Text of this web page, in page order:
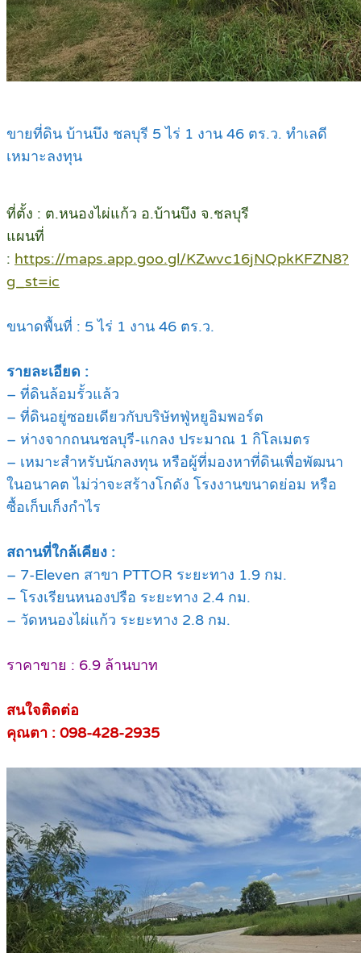
ขายที่ดิน บ้านบึง ชลบุรี 5 ไร่ 1 งาน 46 ตร.ว. ทำเลดี
เหมาะลงทุน
ที่ตั้ง : ต.หนองไผ่แก้ว อ.บ้านบึง จ.ชลบุรี
แผนที่
: https://maps.app.goo.gl/KZwvc16jNQpkKFZN8?
g_st=ic
ขนาดพื้นที่ : 5 ไร่ 1 งาน 46 ตร.ว.
รายละเอียด :
– ที่ดินล้อมรั้วแล้ว
– ที่ดินอยู่ซอยเดียวกับบริษัทฟู่หยูอิมพอร์ต
– ห่างจากถนนชลบุรี-แกลง ประมาณ 1 กิโลเมตร
– เหมาะสำหรับนักลงทุน หรือผู้ที่มองหาที่ดินเพื่อพัฒนา
ในอนาคต ไม่ว่าจะสร้างโกดัง โรงงานขนาดย่อม หรือ
ซื้อเก็บเก็งกำไร
สถานที่ใกล้เคียง :
– 7-Eleven สาขา PTTOR ระยะทาง 1.9 กม.
– โรงเรียนหนองปรือ ระยะทาง 2.4 กม.
– วัดหนองไผ่แก้ว ระยะทาง 2.8 กม.
ราคาขาย : 6.9 ล้านบาท
สนใจติดต่อ
คุณตา : 098-428-2935